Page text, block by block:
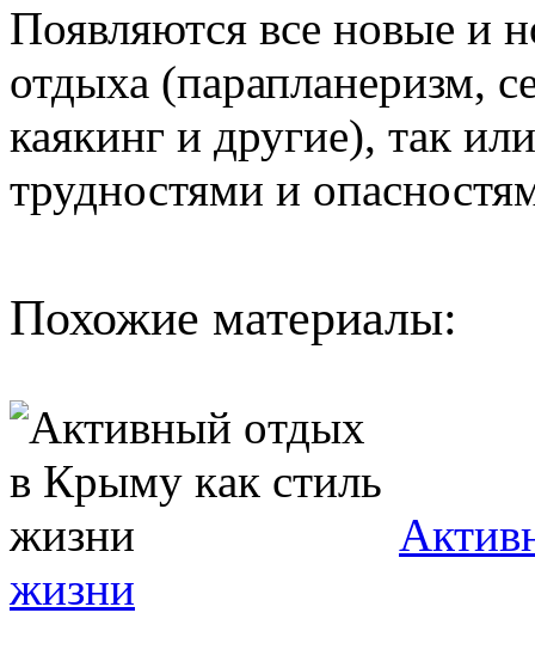
Появляются все новые и
отдыха (парапланеризм,
каякинг и другие), так
трудностями и
Похожие материалы:
жизни